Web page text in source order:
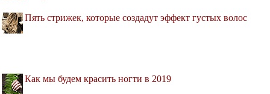
Пять стрижек, которые создадут эффект густых волос
Как мы будем красить ногти в 2019